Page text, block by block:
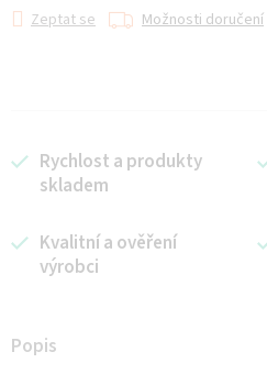
Zeptat se Možnosti doručení
Rychlost a produkty
skladem
Kvalitní a ověření
výrobci
Popis